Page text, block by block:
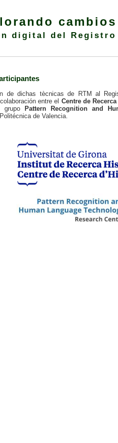
n digital del Registro
de dichas tècnicas de RTM al
entre el Centre de
grupo Pattern Recognition and
de Valencia.